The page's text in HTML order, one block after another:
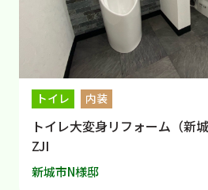
トイレ 内装
トイレ大変身リフォーム（新
ZJI
新城市N様邸